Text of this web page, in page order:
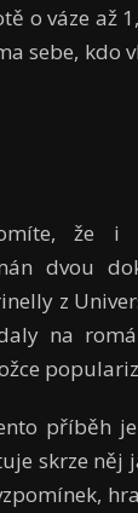
o váze až
sebe, kdo
že i
dvou
z
na
příběh
skrze něj